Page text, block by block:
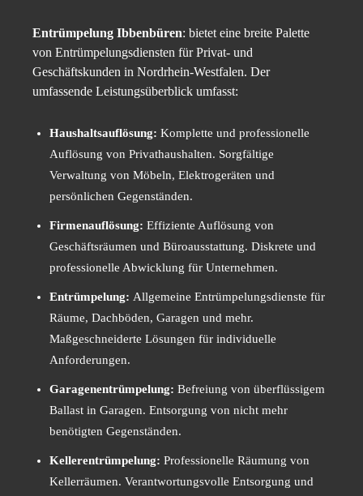
Entrümpelung Ibbenbüren: bietet eine breite Palette
von Entrümpelungsdiensten für Privat- und
Geschäftskunden in Nordrhein-Westfalen. Der
umfassende Leistungsüberblick umfasst:
Haushaltsauflösung: Komplette und professionelle
Auflösung von Privathaushalten. Sorgfältige
Verwaltung von Möbeln, Elektrogeräten und
persönlichen Gegenständen.
Firmenauflösung: Effiziente Auflösung von
Geschäftsräumen und Büroausstattung. Diskrete und
professionelle Abwicklung für Unternehmen.
Entrümpelung: Allgemeine Entrümpelungsdienste für
Räume, Dachböden, Garagen und mehr.
Maßgeschneiderte Lösungen für individuelle
Anforderungen.
Garagenentrümpelung: Befreiung von überflüssigem
Ballast in Garagen. Entsorgung von nicht mehr
benötigten Gegenständen.
Kellerentrümpelung: Professionelle Räumung von
Kellerräumen. Verantwortungsvolle Entsorgung und